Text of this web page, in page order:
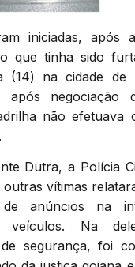
iniciadas, após
que tinha sido
(14) na cidade de
após negociação
não efetuava
Dutra, a Polícia
vítimas
anúncios na
veículos. Na
segurança, foi